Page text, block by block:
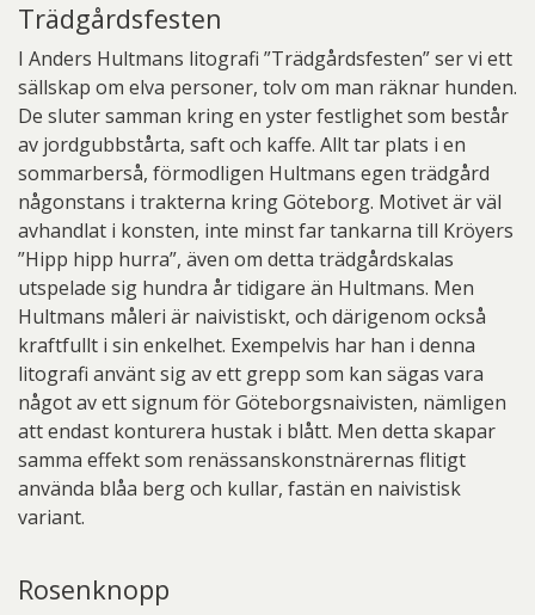
Trädgårdsfesten
I Anders Hultmans litografi ”Trädgårdsfesten” ser vi ett
sällskap om elva personer, tolv om man räknar hunden.
De sluter samman kring en yster festlighet som består
av jordgubbstårta, saft och kaffe. Allt tar plats i en
sommarberså, förmodligen Hultmans egen trädgård
någonstans i trakterna kring Göteborg. Motivet är väl
avhandlat i konsten, inte minst far tankarna till Kröyers
”Hipp hipp hurra”, även om detta trädgårdskalas
utspelade sig hundra år tidigare än Hultmans. Men
Hultmans måleri är naivistiskt, och därigenom också
kraftfullt i sin enkelhet. Exempelvis har han i denna
litografi använt sig av ett grepp som kan sägas vara
något av ett signum för Göteborgsnaivisten, nämligen
att endast konturera hustak i blått. Men detta skapar
samma effekt som renässanskonstnärernas flitigt
använda blåa berg och kullar, fastän en naivistisk
variant.
Rosenknopp